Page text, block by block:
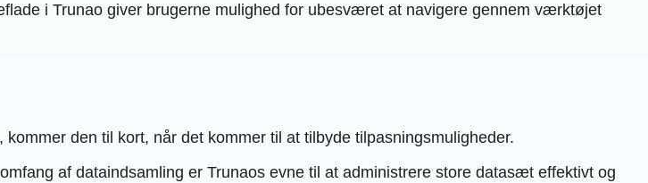
i Trunao giver brugerne mulighed for ubesværet at navigere gennem værktøjet
den til kort, når det kommer til at tilbyde tilpasningsmuligheder.
af dataindsamling er Trunaos evne til at administrere store datasæt effektivt og